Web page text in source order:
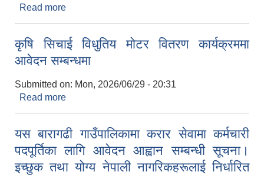
Read more
कृषि सिचाई विधुतिय मोटर वितरण कार्यक्रममा
आवेदन सम्बन्धमा
Submitted on: Mon, 2026/06/29 - 20:31
Read more
यस बारागढी गाउँपालिकामा करार सेवामा कर्मचारी
पदपूर्तिका लागि आवेदन आह्वान सम्बन्धी सूचना।
इच्छुक तथा योग्य नेपाली नागरिकहरूलाई निर्धारित